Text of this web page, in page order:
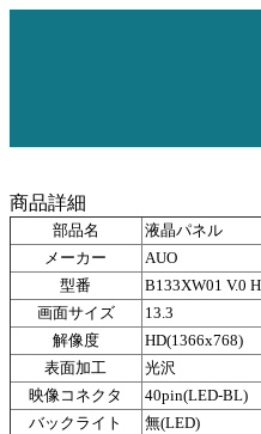
商品詳細
部品名
液晶パネル
メーカー
AUO
型番
B133XW01 V.0
画面サイズ
13.3
解像度
HD(1366x768)
表面加工
光沢
映像コネクタ
40pin(LED-BL)
バックライト
無(LED)